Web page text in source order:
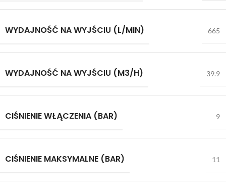
WYDAJNOŚĆ NA WYJŚCIU (L/MIN) 665
WYDAJNOŚĆ NA WYJŚCIU (M3/H) 39.9
CIŚNIENIE WŁĄCZENIA (BAR) 9
CIŚNIENIE MAKSYMALNE (BAR) 11